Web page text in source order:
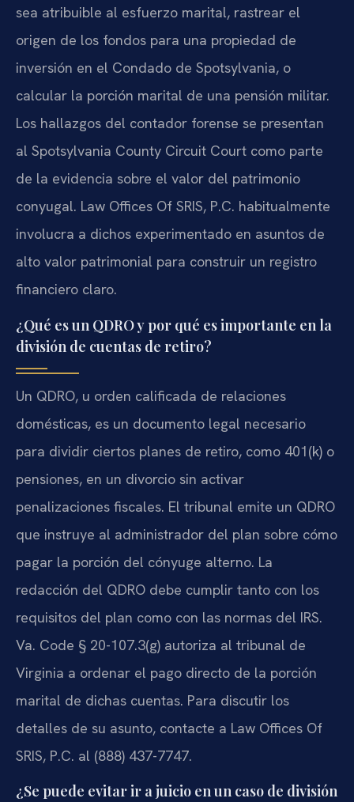
sea atribuible al esfuerzo marital, rastrear el
origen de los fondos para una propiedad de
inversión en el Condado de Spotsylvania, o
calcular la porción marital de una pensión militar.
Los hallazgos del contador forense se presentan
al Spotsylvania County Circuit Court como parte
de la evidencia sobre el valor del patrimonio
conyugal. Law Offices Of SRIS, P.C. habitualmente
involucra a dichos experimentado en asuntos de
alto valor patrimonial para construir un registro
financiero claro.
¿Qué es un QDRO y por qué es importante en la
división de cuentas de retiro?
Un QDRO, u orden calificada de relaciones
domésticas, es un documento legal necesario
para dividir ciertos planes de retiro, como 401(k) o
pensiones, en un divorcio sin activar
penalizaciones fiscales. El tribunal emite un QDRO
que instruye al administrador del plan sobre cómo
pagar la porción del cónyuge alterno. La
redacción del QDRO debe cumplir tanto con los
requisitos del plan como con las normas del IRS.
Va. Code § 20-107.3(g) autoriza al tribunal de
Virginia a ordenar el pago directo de la porción
marital de dichas cuentas. Para discutir los
detalles de su asunto, contacte a Law Offices Of
SRIS, P.C. al (888) 437-7747.
¿Se puede evitar ir a juicio en un caso de división